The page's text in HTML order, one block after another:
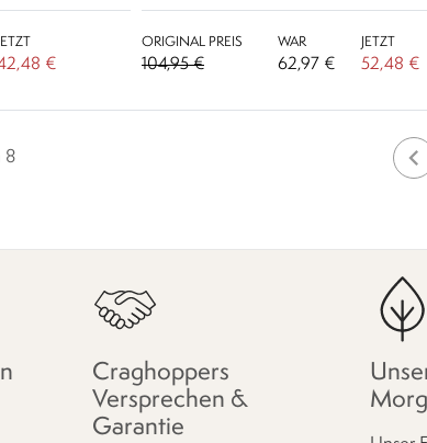
JETZT
€
ORIGINAL PREIS
104,95 €
WAR
62,97 €
JETZT
52,48 €
8
Craghoppers
Versprechen &
Garantie